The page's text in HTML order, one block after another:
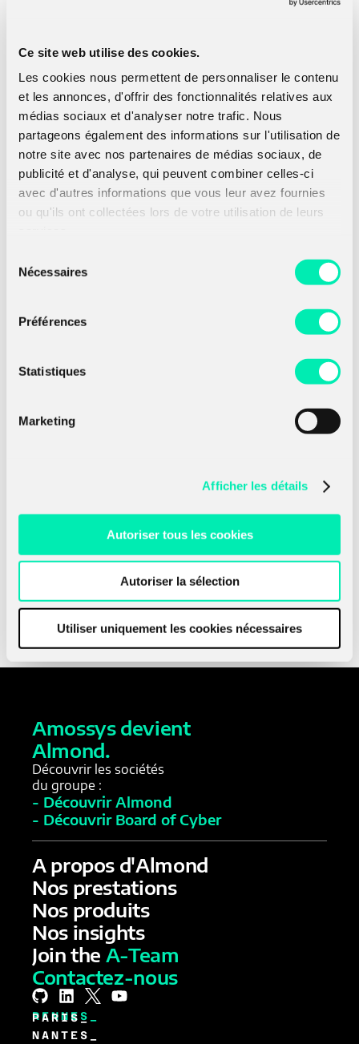
Ce site web utilise des cookies.
Les cookies nous permettent de personnaliser le contenu
et les annonces, d'offrir des fonctionnalités relatives aux
médias sociaux et d'analyser notre trafic. Nous
partageons également des informations sur l'utilisation de
notre site avec nos partenaires de médias sociaux, de
publicité et d'analyse, qui peuvent combiner celles-ci
avec d'autres informations que vous leur avez fournies
ou qu'ils ont collectées lors de votre utilisation de leurs
Nécessaires
Préférences
Statistiques
Marketing
Afficher les détails
Autoriser tous les cookies
Autoriser la sélection
Utiliser uniquement les cookies nécessaires
Voir les dernièrespublications
choisis et des cibles stratégiques, 8Base se
distingue comme une menace
particulièrement redoutable. […]
Amossys devient
Almond.
Découvrir les sociétés
du groupe :
- Découvrir Almond
- Découvrir Board of Cyber
A propos d'Almond
Nos prestations
Nos produits
Nos insights
Join the A-Team
Contactez-nous
RENNES_
PARIS_
NANTES_